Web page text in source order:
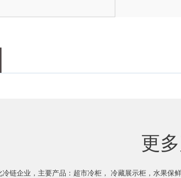
更
链企业，主要产品：超市冷柜， 冷藏展示柜，水果